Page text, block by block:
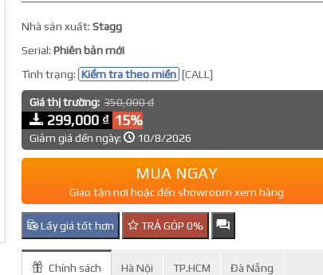
Nhà sản xuất:Stagg
Serial:Phiên bản mới
Tình trạng: Kiểm tra theo miền [CALL]
Giá thị trường: 350,000 đ
299,000 ₫ 15%
Giảm giá đến ngày: 10/8/2026
MUA NGAY
Giao tận nơi hoặc đến showroom xem hàng
Lấy giá tốt hơn TRẢ GÓP 0%
Chính sách Hà Nội TP.HCM Đà Nẵng